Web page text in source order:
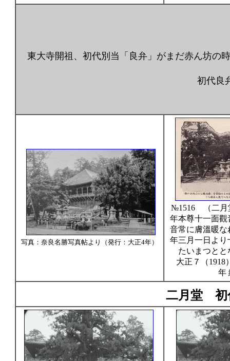
東大寺開祖、初代別当「良弁」がまだ赤ん坊の
初代良
写真：奈良名勝写真帖より（発行：大正4年）
№1516 （二月
年本尊十一面觀
音常に膚溫暖な
年三月一日より
たいまつと
大正７（1918
年
二月堂 初